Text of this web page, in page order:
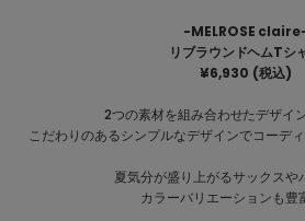
-MELROSE
リブラウンドヘムTシ
¥6,930 (税込)
2つの素材を組み合わせたデザイ
こだわりのあるシンプルなデザインでコーデ
夏気分が盛り上がるサックスや
カラーバリエーションも